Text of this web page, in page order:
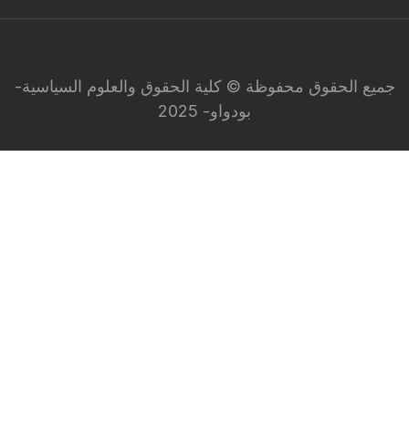
جميع الحقوق محفوظة © كلية الحقوق والعلوم السياسية-
بودواو- 2025